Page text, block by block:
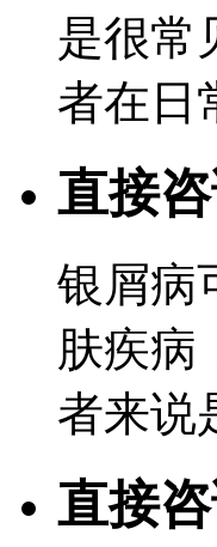
是很常
者在
直接
银屑病
肤疾病
者来
直接